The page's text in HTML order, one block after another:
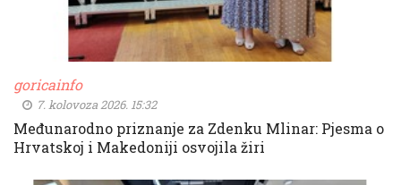
goricainfo
7. kolovoza 2026. 15:32
Međunarodno priznanje za Zdenku Mlinar: Pjesma o
Hrvatskoj i Makedoniji osvojila žiri